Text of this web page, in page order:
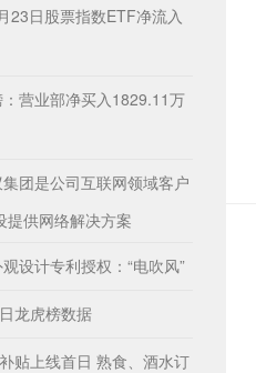
23日股票指数ETF净流入
营业部净买入1829.11万
团是公司互联网领域客户
提供网络解决方案
设计专利授权：“电吹风”
龙虎榜数据
贴上线首日 熟食、酒水订